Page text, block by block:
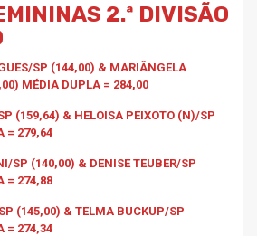
2.ª DIVISÃO
SP (144,00) & MARIÂNGELA
MÉDIA DUPLA = 284,00
(159,64) & HELOISA PEIXOTO (N)/SP
= 279,64
SP (140,00) & DENISE TEUBER/SP
= 274,88
(145,00) & TELMA BUCKUP/SP
= 274,34